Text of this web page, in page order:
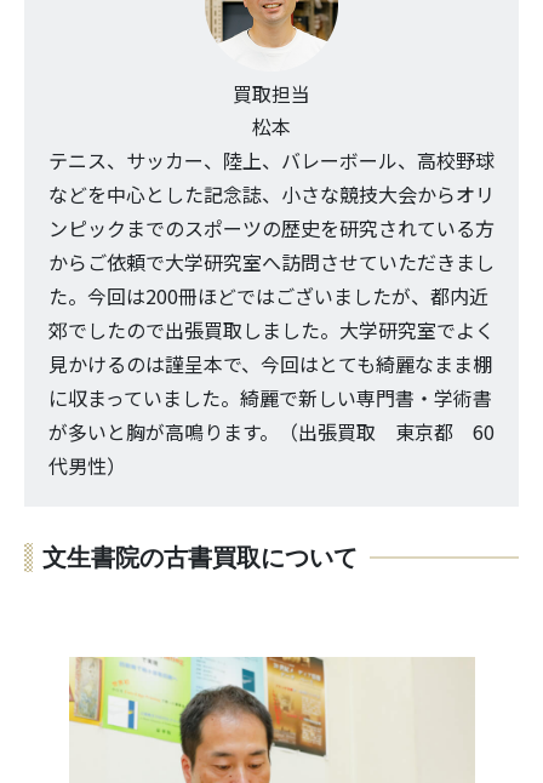
買取担当
松本
テニス、サッカー、陸上、バレーボール、高校野球
などを中心とした記念誌、小さな競技大会からオリ
ンピックまでのスポーツの歴史を研究されている方
からご依頼で大学研究室へ訪問させていただきまし
た。今回は200冊ほどではございましたが、都内近
郊でしたので出張買取しました。大学研究室でよく
見かけるのは謹呈本で、今回はとても綺麗なまま棚
に収まっていました。綺麗で新しい専門書・学術書
が多いと胸が高鳴ります。（出張買取 東京都 60
代男性）
文生書院の古書買取について